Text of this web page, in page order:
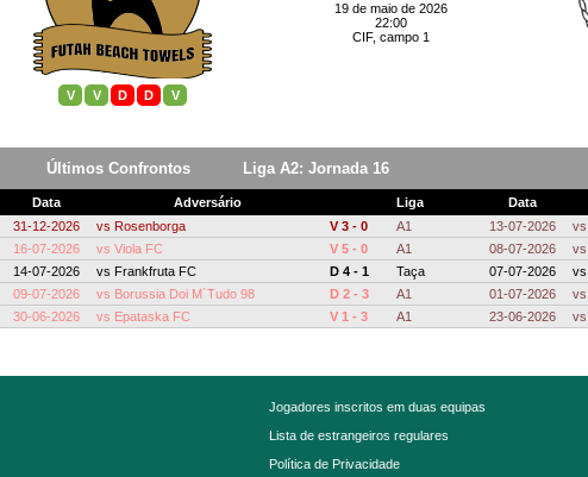
19 de maio de 2026
22:00
CIF, campo 1
V V D D V
Últimos Confrontos Liga A2: Jornada 16
Data
Adversário
31-12-2026 vs Rosenborga
V 3 - 0
16-07-2026 vs Viola FC
V 5 - 0
14-07-2026 vs Frankfruta FC
D 4 - 1
09-07-2026 vs Borussia Doi M´Tudo 98
D 2 - 3
30-06-2026 vs Epataska FC V 1 - 3
Liga Data
A1
13-07-2026 vs
A1
08-07-2026 vs
Taça
07-07-2026 vs
A1
01-07-2026 vs
A1
23-06-2026 vs
Jogadores inscritos em duas equipas
Lista de estrangeiros regulares
Política de Privacidade